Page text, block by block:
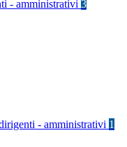
- amministrativi 3
- amministrativi 1